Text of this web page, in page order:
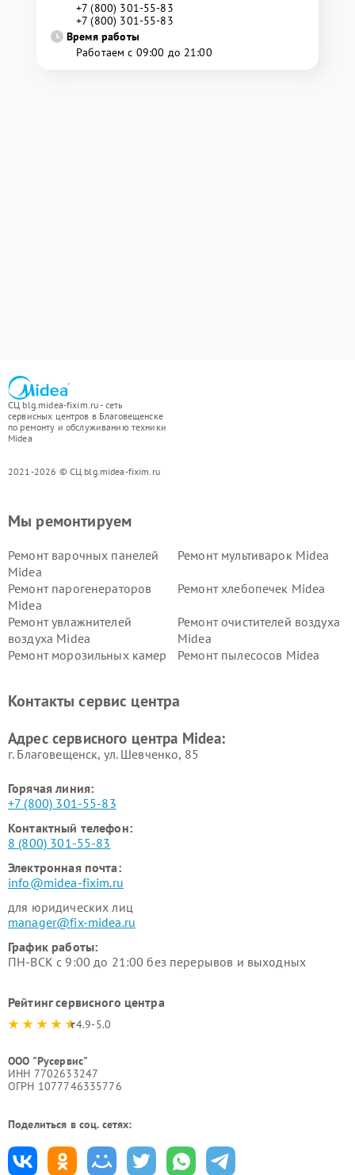
+7 (800) 301-55-83
+7 (800) 301-55-83
Время работы
Работаем с 09:00 до 21:00
СЦ blg.midea-fixim.ru - сеть
сервисных центров в Благовещенске
по ремонту и обслуживанию техники
Midea
2021-2026 © СЦ blg.midea-fixim.ru
Мы ремонтируем
Ремонт варочных панелей
Midea
Ремонт мультиварок Midea
Ремонт парогенераторов
Midea
Ремонт хлебопечек Midea
Ремонт увлажнителей
воздуха Midea
Ремонт очистителей воздуха
Midea
Ремонт морозильных камер
Ремонт пылесосов Midea
пылесосов Midea
Midea
Контакты сервис центра
Адрес сервисного центра Midea:
г. Благовещенск, ул. Шевченко, 85
Горячая линия:
+7 (800) 301-55-83
Контактный телефон:
8 (800) 301-55-83
Электронная почта:
info@midea-fixim.ru
для юридических лиц
manager@fix-midea.ru
График работы:
ПН-ВСК с 9:00 до 21:00 без перерывов и выходных
Рейтинг сервисного центра
4.9-5.0
ООО "Русервис"
ИНН 7702633247
ОГРН 1077746335776
Поделиться в соц. сетях: